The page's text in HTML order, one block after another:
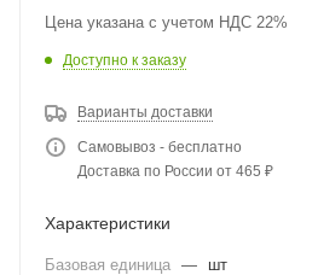
Цена указана с учетом НДС 22%
Доступно к заказу
Варианты доставки
Самовывоз - бесплатно
Доставка по России от 465 ₽
Характеристики
Базовая единица —
шт